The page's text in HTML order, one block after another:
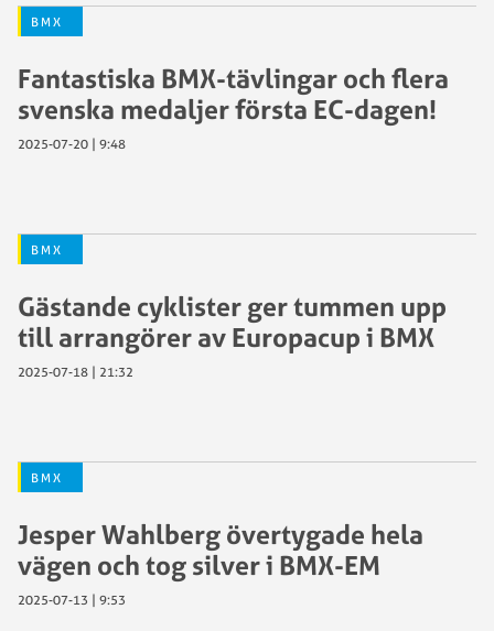
BMX
Fantastiska BMX-tävlingar och flera
svenska medaljer första EC-dagen!
2025-07-20 | 9:48
BMX
Gästande cyklister ger tummen upp
till arrangörer av Europacup i BMX
2025-07-18 | 21:32
BMX
Jesper Wahlberg övertygade hela
vägen och tog silver i BMX-EM
2025-07-13 | 9:53